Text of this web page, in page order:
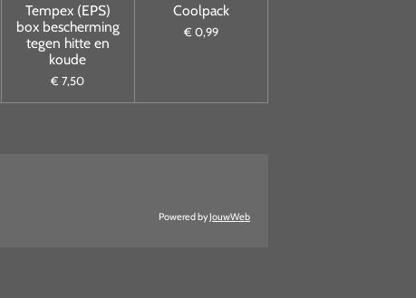
Tempex (EPS)
box bescherming
tegen hitte en
koude
€ 7,50
Coolpack
€ 0,99
Powered by JouwWeb